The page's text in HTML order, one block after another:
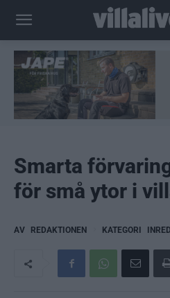
Smarta
för små ytor i
AV REDAKTIONEN KATEGORI